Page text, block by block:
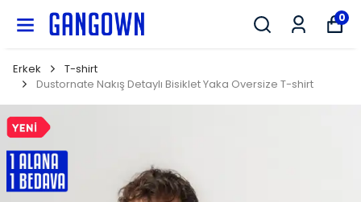
0
Erkek
T-shirt
Dustornate Nakış Detaylı Bisiklet Yaka Oversize T-shirt